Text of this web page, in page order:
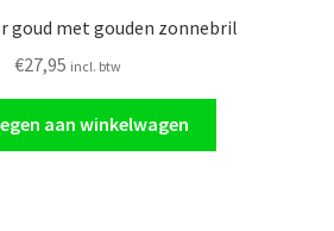
goud met gouden zonnebril
€27,95 incl. btw
aan winkelwagen